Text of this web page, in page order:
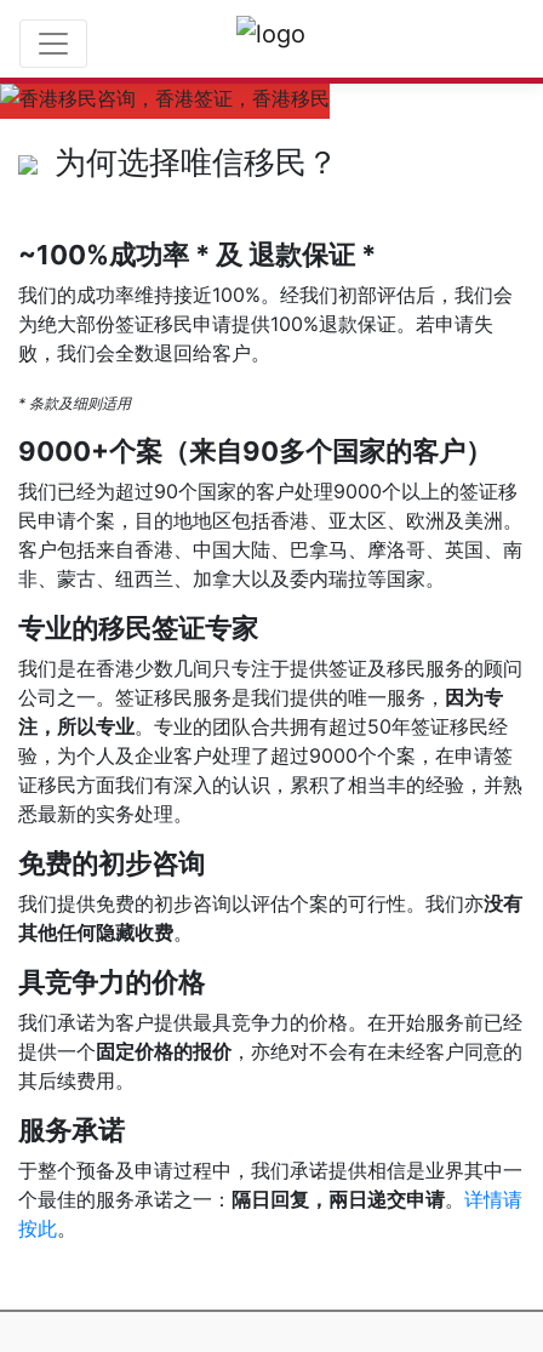
为何选择我们
为何选择唯信移民？
~100%成功率 * 及 退款保证 *
我们的成功率维持接近100%。经我们初部评估后，我们会
为绝大部份签证移民申请提供100%退款保证。若申请失
败，我们会全数退回给客户。
* 条款及细则适用
9000+个案（来自90多个国家的客户）
我们已经为超过90个国家的客户处理9000个以上的签证移
民申请个案，目的地地区包括香港、亚太区、欧洲及美洲。
客户包括来自香港、中国大陆、巴拿马、摩洛哥、英国、南
非、蒙古、纽西兰、加拿大以及委内瑞拉等国家。
专业的移民签证专家
我们是在香港少数几间只专注于提供签证及移民服务的顾问
公司之一。签证移民服务是我们提供的唯一服务， 因为专
注，所以专业。专业的团队合共拥有超过50年签证移民经
验，为个人及企业客户处理了超过9000个个案，在申请签
证移民方面我们有深入的认识，累积了相当丰的经验，并熟
悉最新的实务处理。
免费的初步咨询
我们提供免费的初步咨询以评估个案的可行性。我们亦没有
其他任何隐藏收费。
具竞争力的价格
我们承诺为客户提供最具竞争力的价格。在开始服务前已经
提供一个 固定价格的报价，亦绝对不会有在未经客户同意的
其后续费用。
服务承诺
于整个预备及申请过程中，我们承诺提供相信是业界其中一
个最佳的服务承诺之一： 隔日回复，兩日递交申请。 详情请
按此。